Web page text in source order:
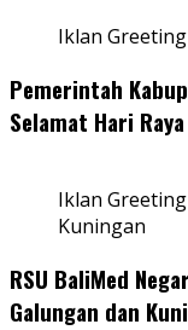
Iklan
Pemerintah
Selamat Hari
Iklan
Kuningan
RSU BaliMed
Galungan dan